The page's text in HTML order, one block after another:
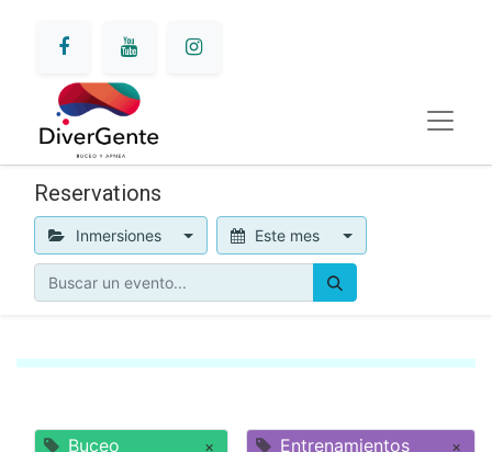
Reservations
Inmersiones Este mes
Buceo
×
Entrenamientos
×